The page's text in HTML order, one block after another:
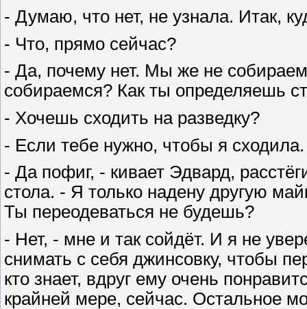
- Думаю, что нет, не узнала. Итак,
- Что, прямо сейчас?
- Да, почему нет. Мы же не
собираемся? Как ты определяешь
- Хочешь сходить на разведку?
- Если тебе нужно, чтобы я сходила.
- Да пофиг, - кивает Эдвард,
стола. - Я только надену другую
Ты переодеваться не будешь?
- Нет, - мне и так сойдёт. И я не
снимать с себя джинсовку, чтобы
кто знает, вдруг ему очень
крайней мере, сейчас. Остальное